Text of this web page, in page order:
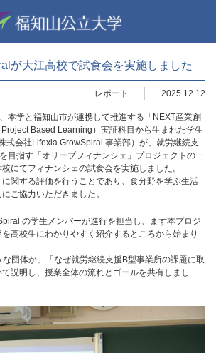
が大江高校で試食会を実施しました
レポート 2025.12.12
本学と福知山市が連携して推進する「NEXT産業創
Based Learning）実証科目から生まれた学生
式会社Lifexia GrowSpiral 事業部）が、就労継続支
目指す「オリーブフィナンシェ」プロジェクトの一
にてフィナンシェの試食会を実施しました。
関する評価を行うことであり、食分野を学ぶ生活
ご協力いただきました。
の学生メンバーが進行を担当し、まず本プロジ
高校生にわかりやすく紹介するところから始まり
な団体か」「なぜ就労継続支援B型事業所の課題に取
説明し、授業全体の流れとゴールを共有しまし